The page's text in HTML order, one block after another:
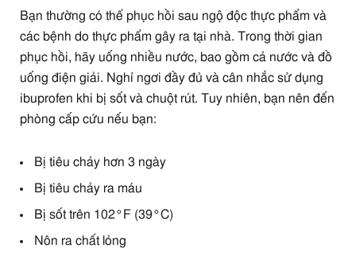
Bạn thường có thể phục hồi sau ngộ độc thực phẩm và
các bệnh do thực phẩm gây ra tại nhà. Trong thời gian
phục hồi, hãy uống nhiều nước, bao gồm cả nước và đồ
uống điện giải. Nghỉ ngơi đầy đủ và cân nhắc sử dụng
ibuprofen khi bị sốt và chuột rút. Tuy nhiên, bạn nên đến
phòng cấp cứu nếu bạn:
Bị tiêu chảy hơn 3 ngày
Bị tiêu chảy ra máu
Bị sốt trên 102°F (39°C)
Nôn ra chất lỏng